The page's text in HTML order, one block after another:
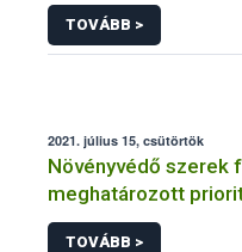
TOVÁBB >
2021. július 15, csütörtök
Növényvédő szerek
meghatározott
fenntartható
TOVÁBB >